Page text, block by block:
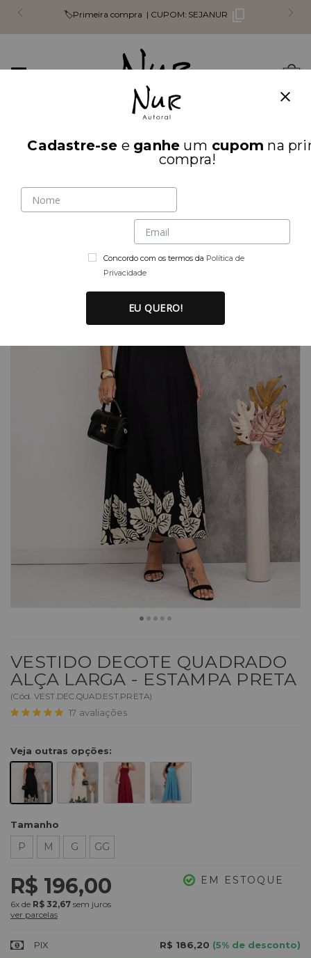
🏷️Primeira compra | CUPOM: SEJANUR
Mudar
INÍCIO LOOK INTEIRO
VESTIDO DECOTE QUADRADO
ALÇA LARGA - ESTAMPA PRETA
(Cód. VEST.DEC.QUAD.EST.PRETA)
17 avaliações
Veja outras opções:
Tamanho
P M G GG
R$ 196,00
6x de R$ 32,67 sem juros
ver parcelas
EM ESTOQUE
PIX R$ 186,20 (5% de desconto)
Cadastre-se e ganhe um cupom na
compra!
Concordo com os termos da Política de
Privacidade
EU QUERO!